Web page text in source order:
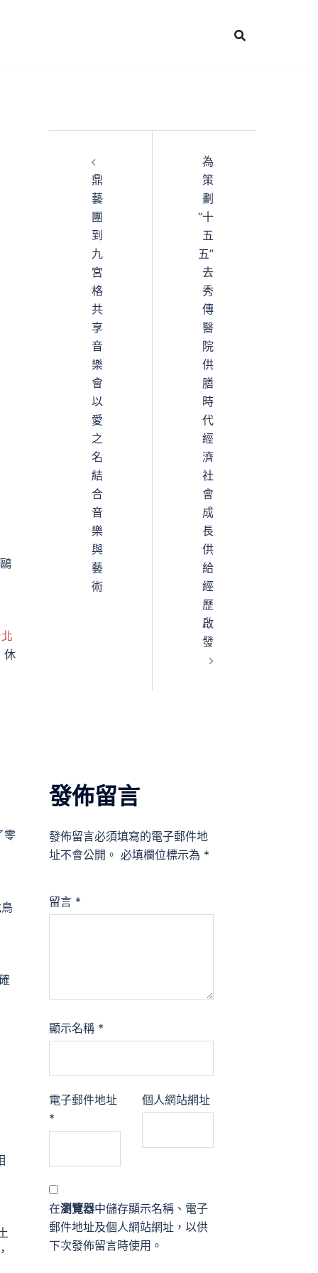
休
零
鼎
藝
團
到
九
宮
格
共
享
音
樂
會
以
愛
之
名
結
合
音
樂
與
藝
術
為
策
劃
“十
五
五”
去
秀
傳
醫
院
供
膳
時
代
經
濟
社
會
成
長
供
給
經
歷
啟
發
發佈留言
發佈留言必須填寫的電子郵件地
址不會公開。 必填欄位標示為 *
留言 *
顯示名稱 *
電子郵件地址
*
個人網站網址
在瀏覽器中儲存顯示名稱、電子
郵件地址及個人網站網址，以供
下次發佈留言時使用。